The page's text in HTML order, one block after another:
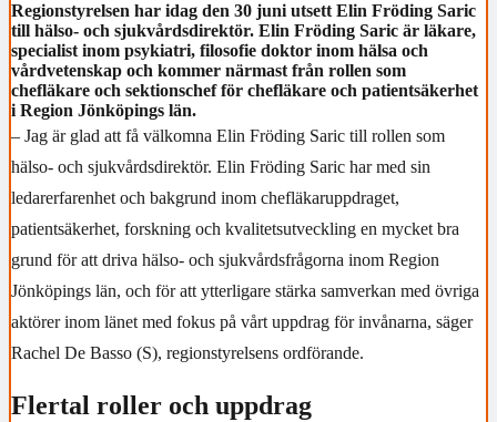
Regionstyrelsen har idag den 30 juni utsett Elin Fröding Saric
till hälso- och sjukvårdsdirektör. Elin Fröding Saric är läkare,
specialist inom psykiatri, filosofie doktor inom hälsa och
vårdvetenskap och kommer närmast från rollen som
chefläkare och sektionschef för chefläkare och patientsäkerhet
i Region Jönköpings län.
– Jag är glad att få välkomna Elin Fröding Saric till rollen som
hälso- och sjukvårdsdirektör. Elin Fröding Saric har med sin
ledarerfarenhet och bakgrund inom chefläkaruppdraget,
patientsäkerhet, forskning och kvalitetsutveckling en mycket bra
grund för att driva hälso- och sjukvårdsfrågorna inom Region
Jönköpings län, och för att ytterligare stärka samverkan med övriga
aktörer inom länet med fokus på vårt uppdrag för invånarna, säger
Rachel De Basso (S), regionstyrelsens ordförande.
Flertal roller och uppdrag